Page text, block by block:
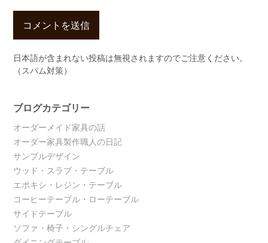
日本語が含まれない投稿は無視されますのでご注意ください。
（スパム対策）
ブログカテゴリー
オーダーメイド家具の話
オーダー家具製作職人の日記
サンプルデザイン
ウッド・スラブ・テーブル
エポキシ・レジン・テーブル
コーヒーテーブル・ローテーブル
サイドテーブル
ソファ・椅子・シングルチェア